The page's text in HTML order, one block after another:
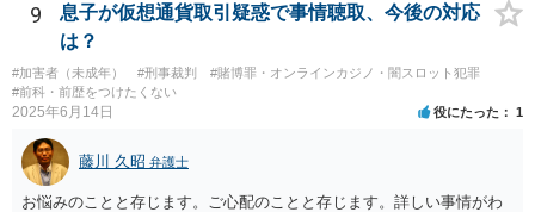
とを明確にしておくことが大切です。また、自治会館の管理者に対
し、参加費の集金を含む利用目的を事前に正確に伝えて了解を得てお
9
息子が仮想通貨取引疑惑で事情聴取、今後の対応
は？
#加害者（未成年） #刑事裁判
#賭博罪・オンラインカジノ・闇スロット犯罪
#前科・前歴をつけたくない
2025年6月14日 役にたった 1
藤川 久昭 弁護士
お悩みのことと存じます。ご心配のことと存じます。詳しい事情がわ